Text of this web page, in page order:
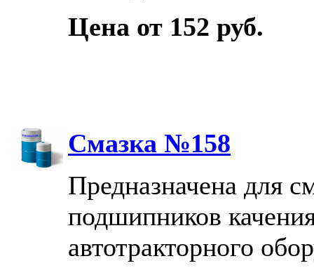
Цена от 152 руб.
Смазка №158
Предназначена для
подшипников
автотракторного